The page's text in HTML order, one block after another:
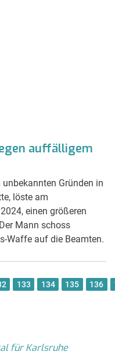
auffälligem
Gründen in
löste am
einen größeren
Mann schoss
Waffe auf die Beamten.
133 134 135 136
für Karlsruhe